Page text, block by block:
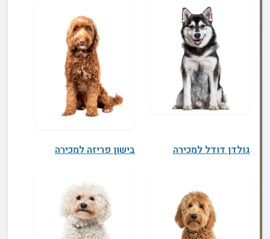
גולדן דודל למכירה בישון פריזה למכירה